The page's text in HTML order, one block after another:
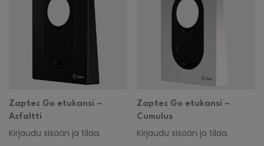
Zaptec Go etukansi –
Asfaltti
Kirjaudu sisään ja tilaa.
Zaptec Go etukansi –
Cumulus
Kirjaudu sisään ja tilaa.